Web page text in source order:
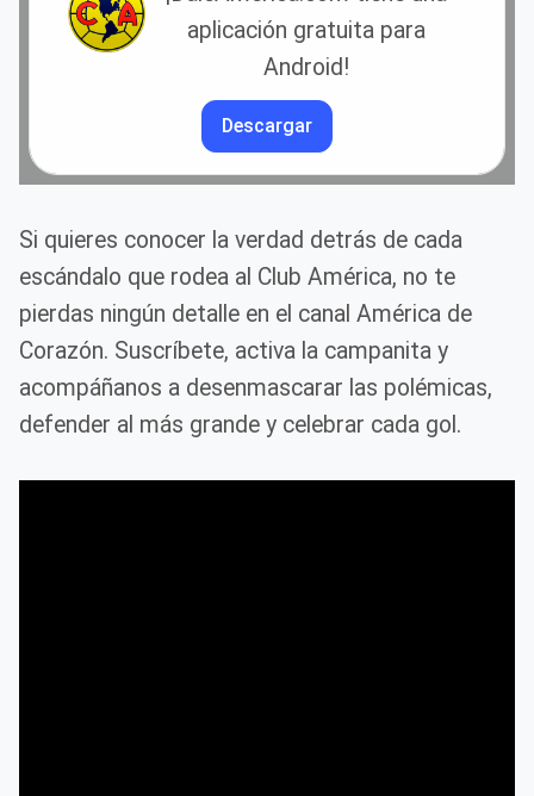
aplicación gratuita para
Android!
Descargar
Si quieres conocer la verdad detrás de cada
escándalo que rodea al Club América, no te
pierdas ningún detalle en el canal América de
Corazón. Suscríbete, activa la campanita y
acompáñanos a desenmascarar las polémicas,
defender al más grande y celebrar cada gol.